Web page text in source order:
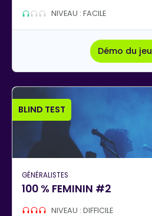
NIVEAU : FACILE
Démo du jeu
BLIND TEST
GÉNÉRALISTES
100 % FEMININ #2
NIVEAU : DIFFICILE